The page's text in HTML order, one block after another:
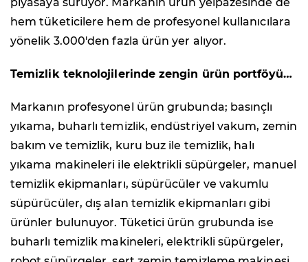
hem tüketicilere hem de profesyonel kullanıcılara
yönelik 3.000'den fazla ürün yer alıyor.
Temizlik teknolojilerinde zengin ürün portföyü…
Markanın profesyonel ürün grubunda; basınçlı
yıkama, buharlı temizlik, endüstriyel vakum, zemin
bakım ve temizlik, kuru buz ile temizlik, halı
yıkama makineleri ile elektrikli süpürgeler, manuel
temizlik ekipmanları, süpürücüler ve vakumlu
süpürücüler, dış alan temizlik ekipmanları gibi
ürünler bulunuyor. Tüketici ürün grubunda ise
buharlı temizlik makineleri, elektrikli süpürgeler,